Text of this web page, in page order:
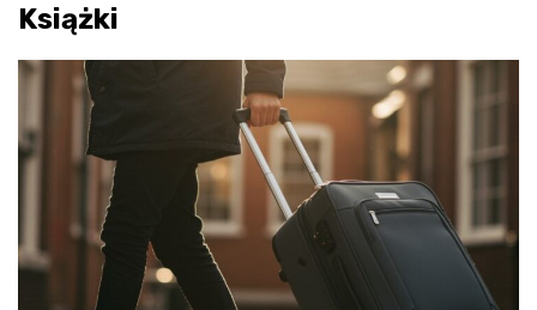
Książki